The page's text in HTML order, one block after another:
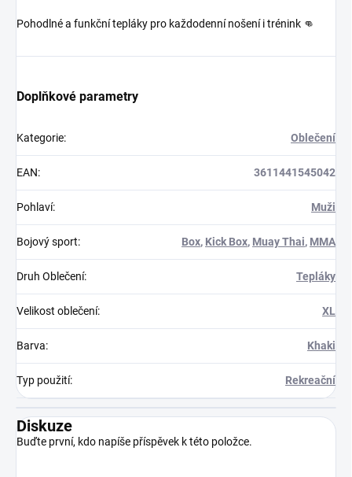
Pohodlné a funkční tepláky pro každodenní nošení i trénink 👊
Doplňkové parametry
Kategorie: Oblečení
EAN: 3611441545042
Pohlaví: Muži
Bojový sport: Box, Kick Box, Muay Thai, MMA
Druh Oblečení: Tepláky
Velikost oblečení: XL
Barva: Khaki
Typ použití: Rekreační
Diskuze
Buďte první, kdo napíše příspěvek k této položce.